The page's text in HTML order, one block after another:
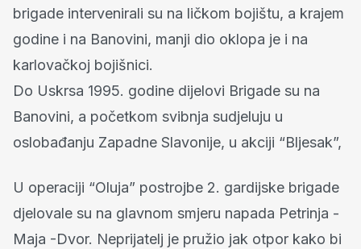
brigade intervenirali su na ličkom bojištu, a krajem
godine i na Banovini, manji dio oklopa je i na
karlovačkoj bojišnici.
Do Uskrsa 1995. godine dijelovi Brigade su na
Banovini, a početkom svibnja sudjeluju u
oslobađanju Zapadne Slavonije, u akciji “Bljesak”,
U operaciji “Oluja” postrojbe 2. gardijske brigade
djelovale su na glavnom smjeru napada Petrinja -
Maja -Dvor. Neprijatelj je pružio jak otpor kako bi